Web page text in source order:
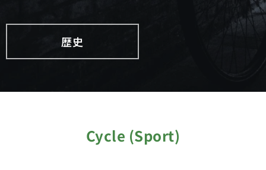
歴史
Cycle (Sport)